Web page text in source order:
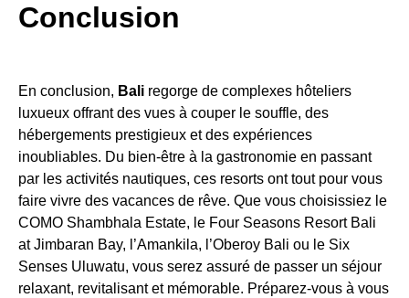
Conclusion
En conclusion, Bali regorge de complexes hôteliers
luxueux offrant des vues à couper le souffle, des
hébergements prestigieux et des expériences
inoubliables. Du bien-être à la gastronomie en passant
par les activités nautiques, ces resorts ont tout pour vous
faire vivre des vacances de rêve. Que vous choisissiez le
COMO Shambhala Estate, le Four Seasons Resort Bali
at Jimbaran Bay, l’Amankila, l’Oberoy Bali ou le Six
Senses Uluwatu, vous serez assuré de passer un séjour
relaxant, revitalisant et mémorable. Préparez-vous à vous